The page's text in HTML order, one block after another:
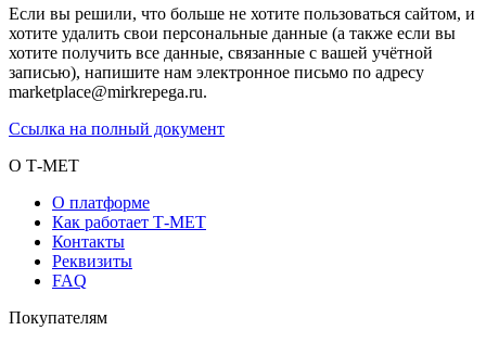
Если вы решили, что больше не хотите пользоваться сайтом, и
хотите удалить свои персональные данные (а также если вы
хотите получить все данные, связанные с вашей учётной
записью), напишите нам электронное письмо по адресу
marketplace@mirkrepega.ru.
Ссылка на полный документ
О Т-МЕТ
О платформе
Как работает Т-МЕТ
Контакты
Реквизиты
FAQ
Покупателям